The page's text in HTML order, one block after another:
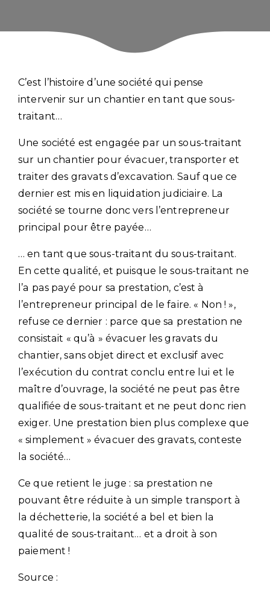
C’est l’histoire d’une société qui pense
intervenir sur un chantier en tant que sous-
traitant…
Une société est engagée par un sous-traitant
sur un chantier pour évacuer, transporter et
traiter des gravats d’excavation. Sauf que ce
dernier est mis en liquidation judiciaire. La
société se tourne donc vers l’entrepreneur
principal pour être payée…
… en tant que sous-traitant du sous-traitant.
En cette qualité, et puisque le sous-traitant ne
l’a pas payé pour sa prestation, c’est à
l’entrepreneur principal de le faire. « Non ! »,
refuse ce dernier : parce que sa prestation ne
consistait « qu’à » évacuer les gravats du
chantier, sans objet direct et exclusif avec
l’exécution du contrat conclu entre lui et le
maître d’ouvrage, la société ne peut pas être
qualifiée de sous-traitant et ne peut donc rien
exiger. Une prestation bien plus complexe que
« simplement » évacuer des gravats, conteste
la société…
Ce que retient le juge : sa prestation ne
pouvant être réduite à un simple transport à
la déchetterie, la société a bel et bien la
qualité de sous-traitant… et a droit à son
paiement !
Source :